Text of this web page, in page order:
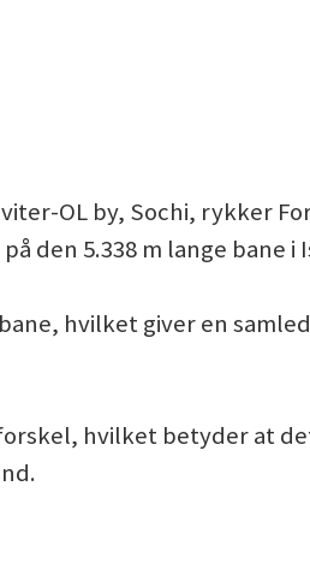
OL by, Sochi, rykker
den 5.338 m lange bane i
hvilket giver en
hvilket betyder at